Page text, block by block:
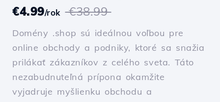
€4.99/rok €38.99
Domény .shop sú ideálnou voľbou pre
online obchody a podniky, ktoré sa snažia
prilákať zákazníkov z celého sveta. Táto
nezabudnuteľná prípona okamžite
vyjadruje myšlienku obchodu a